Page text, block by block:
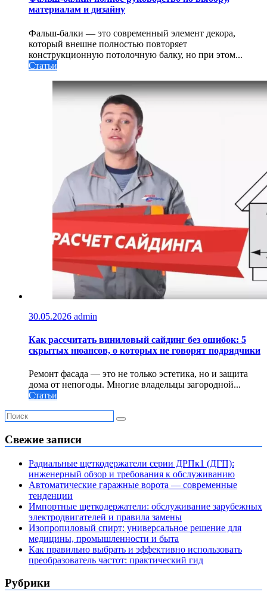
материалам и дизайну
Фальш-балки — это современный элемент декора,
который внешне полностью повторяет
конструкционную потолочную балку, но при этом...
Статьи
30.05.2026 admin
Как рассчитать виниловый сайдинг без ошибок: 5
скрытых нюансов, о которых не говорят подрядчики
Ремонт фасада — это не только эстетика, но и защита
дома от непогоды. Многие владельцы загородной...
Статьи
Свежие записи
Радиальные щеткодержатели серии ДРПк1 (ДГП):
инженерный обзор и требования к обслуживанию
Автоматические гаражные ворота — современные
тенденции
Импортные щеткодержатели: обслуживание зарубежных
электродвигателей и правила замены
Изопропиловый спирт: универсальное решение для
медицины, промышленности и быта
Как правильно выбрать и эффективно использовать
преобразователь частот: практический гид
Рубрики